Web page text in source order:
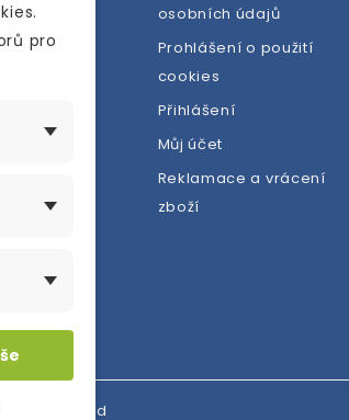
se
osobních údajů
Prohlášení o použití
cookies
Přihlášení
Můj účet
Reklamace a vrácení
zboží
reserved
pro